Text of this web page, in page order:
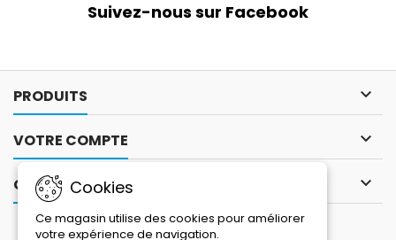
base de la sacoche, pour la
Suivez-nous sur Facebook
PRODUITS 
VOTRE COMPTE 
CONTACT 
Cookies
Ce magasin utilise des cookies pour améliorer
votre expérience de navigation.
LETTRE D'INFORMATIONS